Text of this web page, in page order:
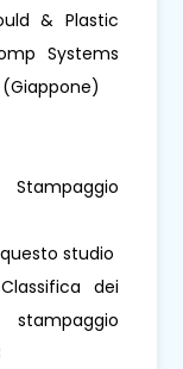
& Plastic
Systems
studio
dei